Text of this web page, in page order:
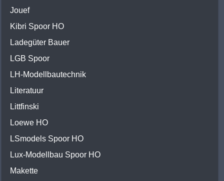
Jouef
Kibri Spoor HO
Ladegüter Bauer
LGB Spoor
LH-Modellbautechnik
Literatuur
Littfinski
Loewe HO
LSmodels Spoor HO
Lux-Modellbau Spoor HO
Makette